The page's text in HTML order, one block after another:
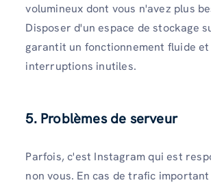
volumineux dont vous n'avez plus
Disposer d'un espace de stockage
garantit un fonctionnement fluide
interruptions inutiles.
5. Problèmes de serveur
Parfois, c'est Instagram qui est
non vous. En cas de trafic